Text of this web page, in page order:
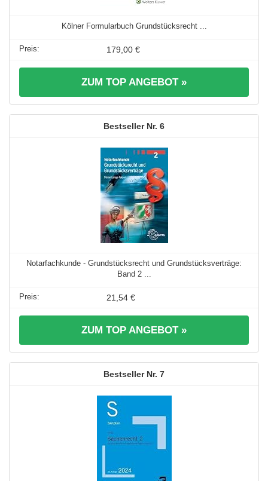
Kölner Formularbuch Grundstücksrecht ...
179,00 €
ZUM TOP ANGEBOT »
6
Notarfachkunde - Grundstücksrecht und Grundstücksverträge:
Band 2 ...
21,54 €
ZUM TOP ANGEBOT »
7